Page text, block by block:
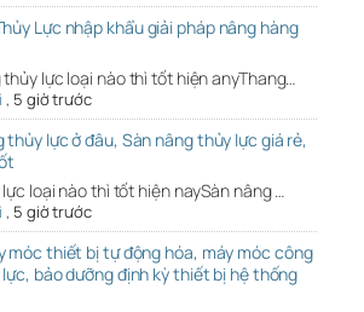
Lực nhập khẩu giải pháp nâng hàng
lực loại nào thì tốt hiện anyThang…
, 5 giờ trước
thủy lực ở đâu, Sàn nâng thủy lực giá rẻ,
loại nào thì tốt hiện naySàn nâng …
, 5 giờ trước
móc thiết bị tự động hóa, máy móc công
bảo dưỡng định kỳ thiết bị hệ thống